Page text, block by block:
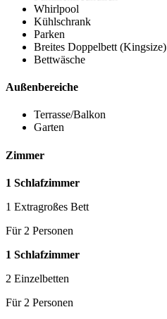
Whirlpool
Kühlschrank
Parken
Breites Doppelbett (Kingsize)
Bettwäsche
Außenbereiche
Terrasse/Balkon
Garten
Zimmer
1 Schlafzimmer
1 Extragroßes Bett
Für 2 Personen
1 Schlafzimmer
2 Einzelbetten
Für 2 Personen